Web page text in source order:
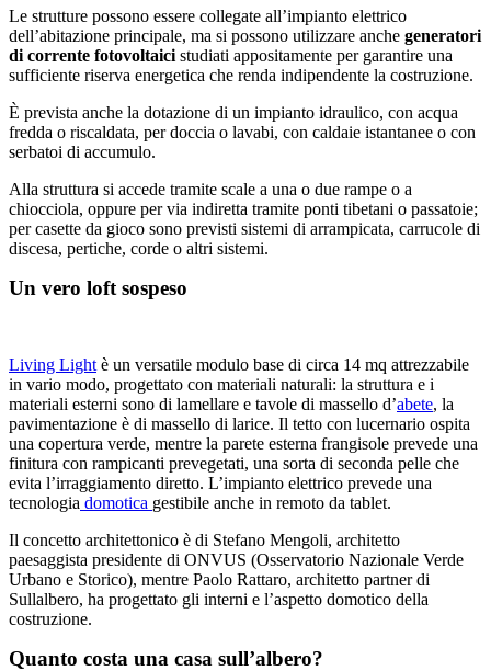
Le strutture possono essere collegate all’impianto elettrico
dell’abitazione principale, ma si possono utilizzare anche generatori
di corrente fotovoltaici studiati appositamente per garantire una
sufficiente riserva energetica che renda indipendente la costruzione.
È prevista anche la dotazione di un impianto idraulico, con acqua
fredda o riscaldata, per doccia o lavabi, con caldaie istantanee o con
serbatoi di accumulo.
Alla struttura si accede tramite scale a una o due rampe o a
chiocciola, oppure per via indiretta tramite ponti tibetani o passatoie;
per casette da gioco sono previsti sistemi di arrampicata, carrucole di
discesa, pertiche, corde o altri sistemi.
Un vero loft sospeso
Living Light è un versatile modulo base di circa 14 mq attrezzabile
in vario modo, progettato con materiali naturali: la struttura e i
materiali esterni sono di lamellare e tavole di massello d’abete, la
pavimentazione è di massello di larice. Il tetto con lucernario ospita
una copertura verde, mentre la parete esterna frangisole prevede una
finitura con rampicanti prevegetati, una sorta di seconda pelle che
evita l’irraggiamento diretto. L’impianto elettrico prevede una
tecnologia domotica gestibile anche in remoto da tablet.
Il concetto architettonico è di Stefano Mengoli, architetto
paesaggista presidente di ONVUS (Osservatorio Nazionale Verde
Urbano e Storico), mentre Paolo Rattaro, architetto partner di
Sullalbero, ha progettato gli interni e l’aspetto domotico della
costruzione.
Quanto costa una casa sull’albero?